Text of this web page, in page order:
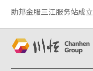
助邦金服三江服务站成立